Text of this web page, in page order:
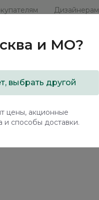
Дизайнерам
Распродажа
и МО?
выбрать другой
цены, акционные
и способы доставки.